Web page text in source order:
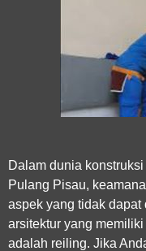
Dalam dunia
Pulang Pisau,
aspek yang tidak
arsitektur yang
adalah reiling. Jika